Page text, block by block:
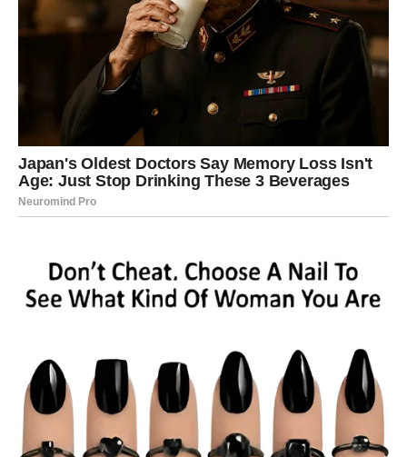
nisu im uzvraćali istom merom, a situacije koje su
izgledale obećavajuće završavale su se naglo i bez
razloga. Ipak, sve to nije bila slučajnost. Karma je želela
da Vage nauče da ne moraju uvek ugađati drugima i da
nije greh staviti sebe na prvo mesto.
Sada, kada su konačno počele da cene sopstvenu
vrednost, univerzum im uzvraća. Ljubav se vraća u život
Vaga u najlepšem mogućem obliku. To može biti novi
obnova veze koja je nekada bila važna. Ono što je sigurno
– Vage će ponovo poverovati u ljubav.
napokon prepoznaje. Projekat koji su dugo razvijale
dobiće podršku, a saradnici koji su ih ranije potcenjivali
sada će im pružati ruku. Vaga će napokon osetiti kako
izgleda kada se pravda izjednači sa zaslugom.